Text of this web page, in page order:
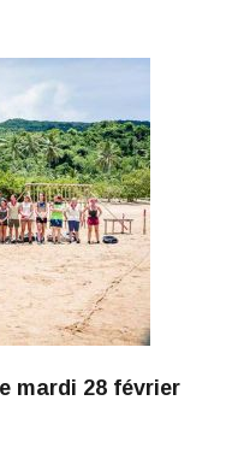
mardi 28 février